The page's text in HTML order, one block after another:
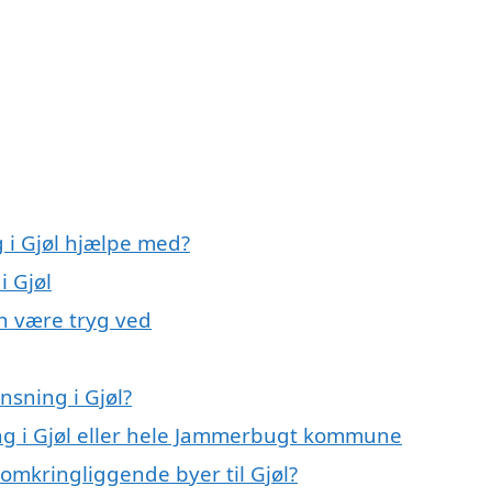
i Gjøl hjælpe med?
Gjøl
være tryg ved
i Gjøl?
i Gjøl eller hele Jammerbugt kommune
byer til Gjøl?